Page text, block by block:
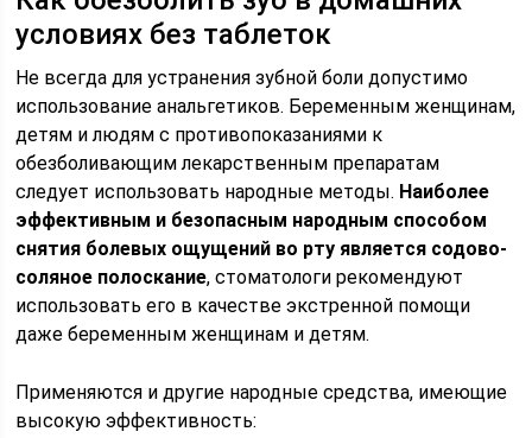
условиях без таблеток
Не всегда для устранения зубной боли допустимо
использование анальгетиков. Беременным женщинам,
детям и людям с противопоказаниями к
обезболивающим лекарственным препаратам
следует использовать народные методы. Наиболее
эффективным и безопасным народным способом
снятия болевых ощущений во рту является содово-
соляное полоскание, стоматологи рекомендуют
использовать его в качестве экстренной помощи
даже беременным женщинам и детям.
Применяются и другие народные средства, имеющие
высокую эффективность: